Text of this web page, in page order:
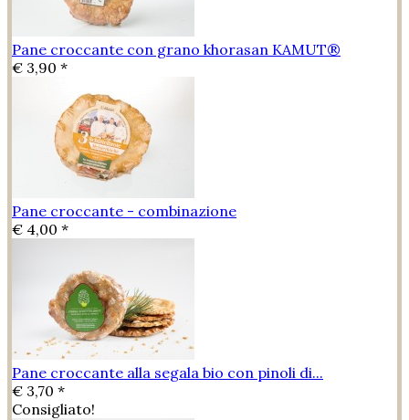
Pane croccante con grano khorasan KAMUT®
€ 3,90 *
Pane croccante - combinazione
€ 4,00 *
Pane croccante alla segala bio con pinoli di...
€ 3,70 *
Consigliato!